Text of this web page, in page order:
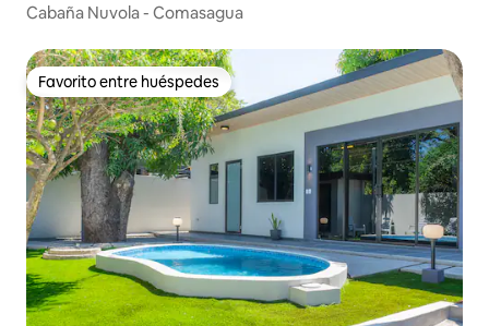
Cabaña Nuvola - Comasagua
Favorito entre huéspedes
Favorito entre huéspedes